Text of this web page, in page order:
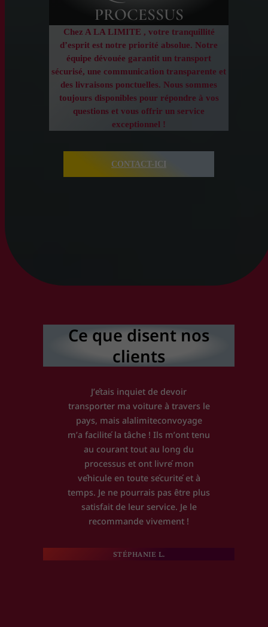
PROCESSUS
Chez A LA LIMITE , votre tranquillité
d’esprit est notre priorité absolue. Notre
équipe dévouée garantit un transport
sécurisé, une communication transparente et
des livraisons ponctuelles. Nous sommes
toujours disponibles pour répondre à vos
questions et vous offrir un service
exceptionnel !
CONTACT-ICI
Ce que disent nos
clients
J’étais inquiet de devoir
transporter ma voiture à travers le
pays, mais alalimiteconvoyage
m’a facilité la tâche ! Ils m’ont tenu
au courant tout au long du
processus et ont livré mon
véhicule en toute sécurité et à
temps. Je ne pourrais pas être plus
satisfait de leur service. Je le
recommande vivement !
STÉPHANIE L.